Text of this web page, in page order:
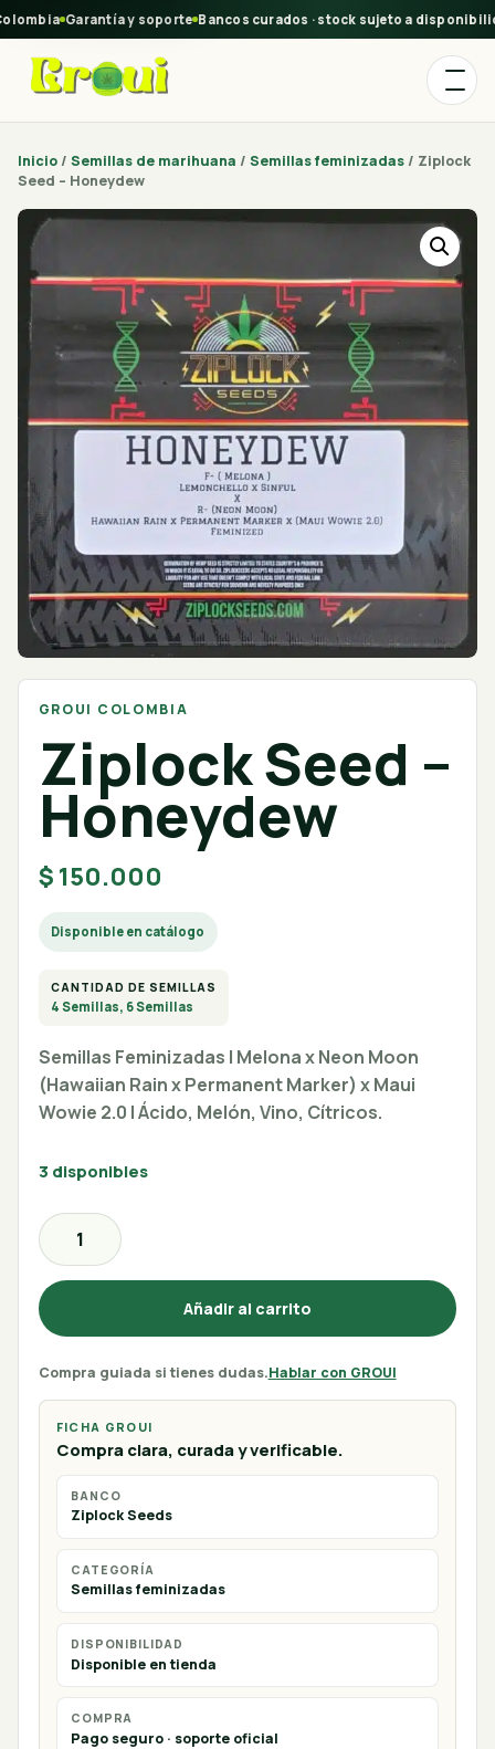
Garantía y soporte Bancos curados · stock sujeto a
Inicio / Semillas de marihuana / Semillas feminizadas / Ziplock
Seed – Honeydew
GROUI COLOMBIA
Ziplock Seed –
Honeydew
$ 150.000
Disponible en catálogo
CANTIDAD DE SEMILLAS
4 Semillas, 6 Semillas
Semillas Feminizadas | Melona x Neon Moon
(Hawaiian Rain x Permanent Marker) x Maui
Wowie 2.0 | Ácido, Melón, Vino, Cítricos.
3 disponibles
Añadir al carrito
Compra guiada si tienes dudas.Hablar con GROUI
FICHA GROUI
Compra clara, curada y verificable.
BANCO
Ziplock Seeds
CATEGORÍA
Semillas feminizadas
DISPONIBILIDAD
Disponible en tienda
COMPRA
Pago seguro · soporte oficial